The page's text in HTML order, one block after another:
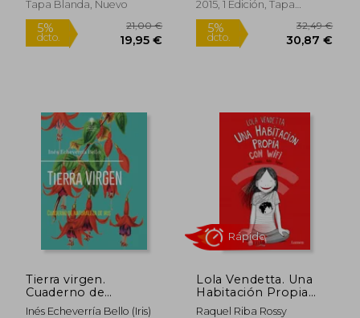
Tapa Blanda, Nuevo
5%
dcto. 19,95 €
Rápido
2015, 1 Edición, Tapa
Blanda, Nuevo
5%
dcto.
Tierra virgen.
Cuaderno de
naturaleza de Iris
Inés Echeverría Bello (Iris)
Lola Vendetta. Una
Habitación Propia
con Wifi
Raquel Riba Rossy